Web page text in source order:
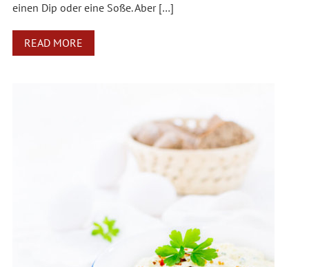
einen Dip oder eine Soße. Aber […]
READ MORE